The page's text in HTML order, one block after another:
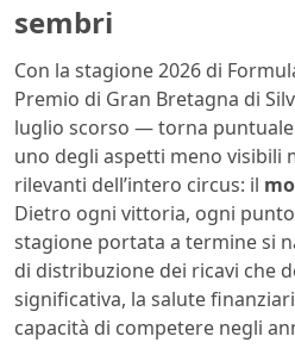
sembri
Con la stagione 2026 di
Premio di Gran Bretagna di
luglio scorso — torna
uno degli aspetti meno visibili
rilevanti dell’intero circus: il
Dietro ogni vittoria, ogni
stagione portata a termine si
di distribuzione dei ricavi che
significativa, la salute
capacità di competere negli